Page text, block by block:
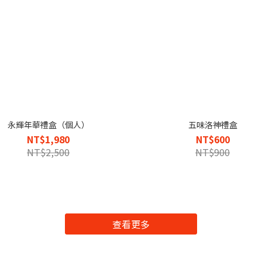
永輝年華禮盒（個人）
NT$1,980
NT$2,500
五味洛神禮盒
NT$600
NT$900
查看更多